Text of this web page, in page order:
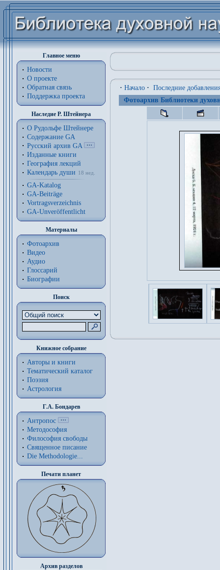
Главное меню
Новости
О проекте
Обратная связь
Поддержка проекта
Наследие Р. Штейнера
О Рудольфе Штейнере
Содержание GA
Русский архив GA
Изданные книги
География лекций
Календарь души
18 нед.
GA-Katalog
GA-Beiträge
Vortragsverzeichnis
GA-Unveröffentlicht
Материалы
Фотоархив
Видео
Аудио
Глоссарий
Биографии
Поиск
Книжное собрание
Авторы и книги
Тематический каталог
Поэзия
Астрология
Г.А. Бондарев
Антропос
Методософия
Философия cвободы
Священное писание
Die Methodologie...
Печати планет
Архив разделов
· Начало · Последние
Фотоархив Библиотеки